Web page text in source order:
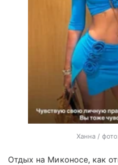
Ханна /
Отдых на Миконосе, как